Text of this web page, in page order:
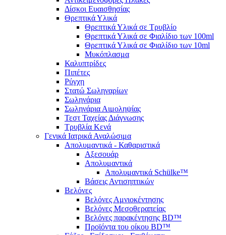
Δίσκοι Ευαισθησίας
Θρεπτικά Υλικά
Θρεπτικά Υλικά σε Τρυβλίο
Θρεπτικά Υλικά σε Φιαλίδιο των 100ml
Θρεπτικά Υλικά σε Φιαλίδιο των 10ml
Μυκόπλασμα
Καλυπτρίδες
Πιπέτες
Ρύγχη
Στατώ Σωληναρίων
Σωληνάρια
Σωληνάρια Αιμοληψίας
Τεστ Ταχείας Διάγνωσης
Τρυβλία Κενά
Γενικά Ιατρικά Αναλώσιμα
Απολυμαντικά - Καθαριστικά
Αξεσουάρ
Απολυμαντικά
Απολυμαντικά Schülke™
Βάσεις Αντισηπτικών
Βελόνες
Βελόνες Αμνιοκέντησης
Βελόνες Μεσοθεραπείας
Βελόνες παρακέντησης BD™
Προϊόντα του οίκου BD™